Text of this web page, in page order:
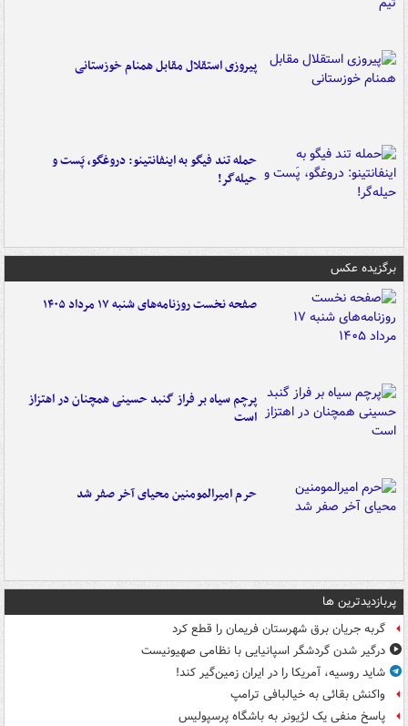
پیروزی استقلال مقابل همنام خوزستانی
حمله تند فیگو به اینفانتینو: دروغگو، پَست‌ و
حیله‌گر!
برگزیده عکس
صفحه نخست روزنامه‌های شنبه ۱۷ مرداد ۱۴۰۵
پرچم سیاه بر فراز گنبد حسینی همچنان در اهتزاز
است
حرم امیرالمومنین محیای آخر صفر شد
پربازدیدترین ها
گربه جریان برق شهرستان فریمان را قطع کرد
درگیر شدن گردشگر اسپانیایی با نظامی صهیونیست
شاید روسیه، آمریکا را در ایران زمین‌گیر کند!
واکنش بقائی به خیالبافی ترامپ
پاسخ منفی یک لژیونر به باشگاه پرسپولیس